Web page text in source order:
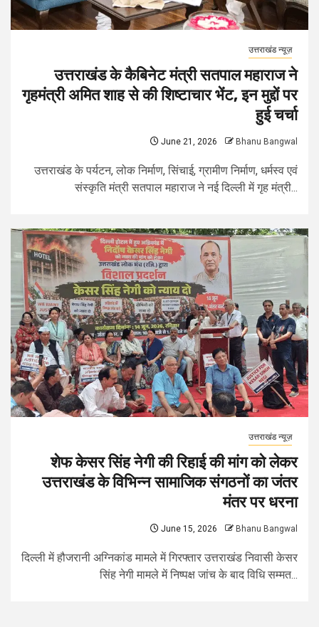
उत्तराखंड न्यूज़
उत्तराखंड के कैबिनेट मंत्री सतपाल महाराज ने
गृहमंत्री अमित शाह से की शिष्टाचार भेंट, इन मुद्दों पर
हुई चर्चा
June 21, 2026 Bhanu Bangwal
उत्तराखंड के पर्यटन, लोक निर्माण, सिंचाई, ग्रामीण निर्माण, धर्मस्व एवं
संस्कृति मंत्री सतपाल महाराज ने नई दिल्ली में गृह मंत्री...
उत्तराखंड न्यूज़
शेफ केसर सिंह नेगी की रिहाई की मांग को लेकर
उत्तराखंड के विभिन्न सामाजिक संगठनों का जंतर
मंतर पर धरना
June 15, 2026 Bhanu Bangwal
दिल्ली में हौजरानी अग्निकांड मामले में गिरफ्तार उत्तराखंड निवासी केसर
सिंह नेगी मामले में निष्पक्ष जांच के बाद विधि सम्मत...